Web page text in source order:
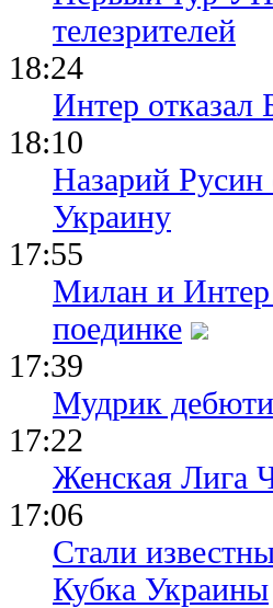
телезрителей
18:24
Интер отказал
18:10
Назарий Русин
Украину
17:55
Милан и Интер
поединке
17:39
Мудрик
17:22
Женская Лига
17:06
Стали
Кубка Украины